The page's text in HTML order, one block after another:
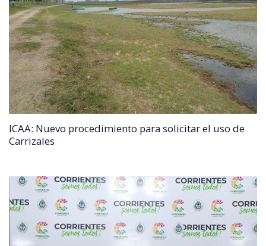
ICAA: Nuevo procedimiento para solicitar el uso de
Carrizales